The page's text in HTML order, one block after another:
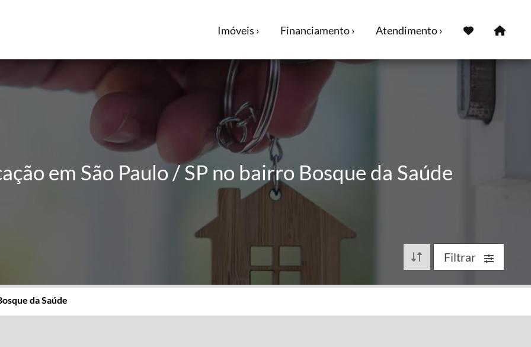
Imóveis › Financiamento › Atendimento ›
em São Paulo / SP no bairro Bosque da Saúde
Filtrar
da Saúde